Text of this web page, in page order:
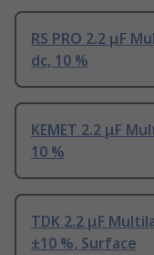
RS PRO 2.2 μF
dc, 10 %
KEMET 2.2 μF
10 %
TDK 2.2 μF
±10 %, Surface